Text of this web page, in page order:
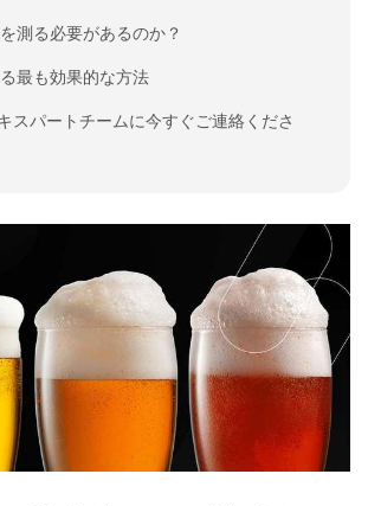
測る必要があるのか？
最も効果的な方法
スパートチームに今すぐご連絡くださ